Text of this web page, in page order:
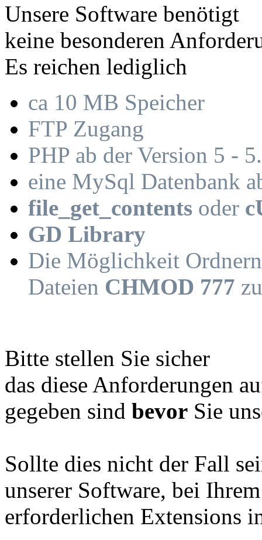
Unsere Software benötigt
keine besonderen
Es reichen lediglich
ca 10 MB Speicher
FTP Zugang
PHP ab der Version 5 -
eine MySql Datenbank
file_get_contents oder
GD Library
Die Möglichkeit
Dateien CHMOD 777
Bitte stellen Sie sicher
das diese Anforderungen
gegeben sind bevor Sie
Sollte dies nicht der Fall
unserer Software, bei
erforderlichen Extensions